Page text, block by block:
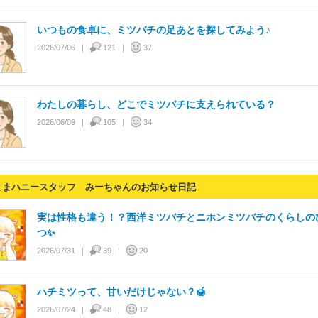
いつもの食卓に、ミツバチの足あとを探してみよう♪
2026/07/06 121 37
わたしの暮らし、どこでミツバチに支えられている？
2026/06/09 105 34
まハニースタッフ みーちゃんのお知らせ日記
実は性格も違う！？西洋ミツバチとニホンミツバチのくらしの
つ✨
2026/07/31 39 20
ハチミツって、甘いだけじゃない？🍯
2026/07/24 48 12